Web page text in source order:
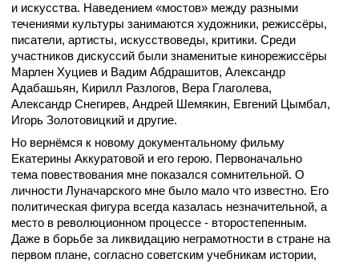
и искусства. Наведением «мостов» между разными
течениями культуры занимаются художники, режиссёры,
писатели, артисты, искусствоведы, критики. Среди
участников дискуссий были знаменитые кинорежиссёры
Марлен Хуциев и Вадим Абдрашитов, Александр
Адабашьян, Кирилл Разлогов, Вера Глаголева,
Александр Снегирев, Андрей Шемякин, Евгений Цымбал,
Игорь Золотовицкий и другие.
Но вернёмся к новому документальному фильму
Екатерины Аккуратовой и его герою. Первоначально
тема повествования мне показался сомнительной. О
личности Луначарского мне было мало что известно. Его
политическая фигура всегда казалась незначительной, а
место в революционном процессе - второстепенным.
Даже в борьбе за ликвидацию неграмотности в стране на
первом плане, согласно советским учебникам истории,